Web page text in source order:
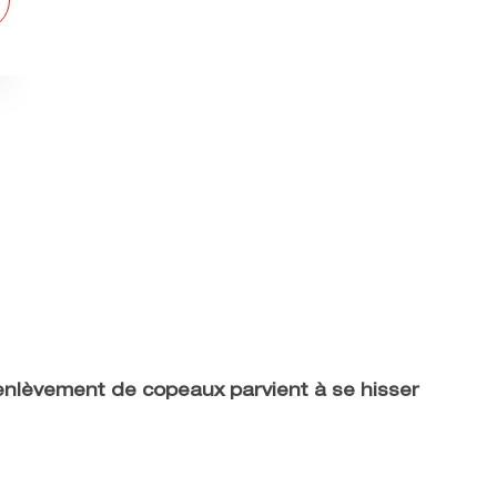
de copeaux parvient à se hisser